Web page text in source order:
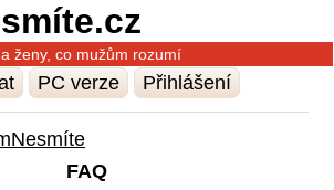
ženy, co mužům rozumí
PC verze Přihlášení
FAQ